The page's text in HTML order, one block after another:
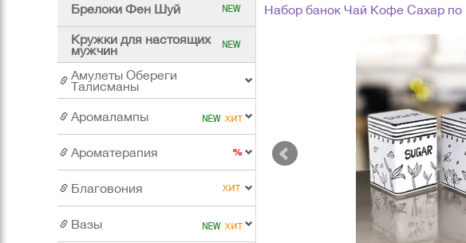
Брелоки Фен Шуй
Кружки для настоящих
мужчин
Амулеты Обереги
Талисманы
Аромалампы
Ароматерапия
Благовония
Вазы
Набор банок Чай Кофе Сахар